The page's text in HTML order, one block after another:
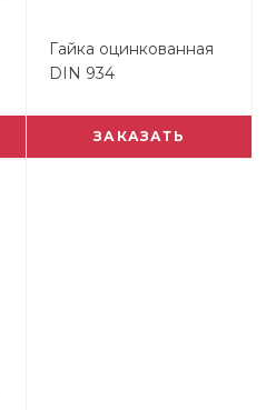
Гайка оцинкованная
DIN 934
ЗАКАЗАТЬ